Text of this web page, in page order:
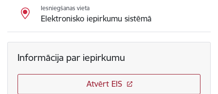
Iesniegšanas vieta
Elektronisko iepirkumu sistēmā
Informācija par iepirkumu
Atvērt EIS